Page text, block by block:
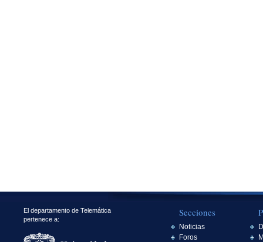
El departamento de Telemática
pertenece a:
Secciones
Noticias
Foros